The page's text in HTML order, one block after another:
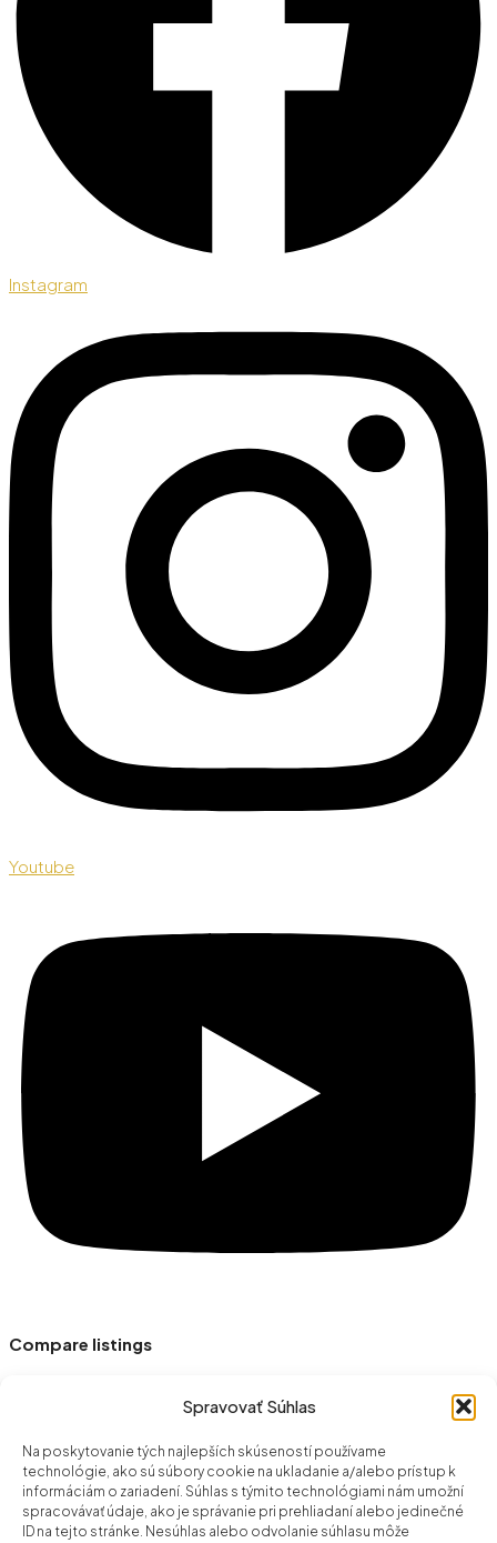
Spravovať Súhlas
Na poskytovanie tých najlepších skúseností používame
technológie, ako sú súbory cookie na ukladanie a/alebo prístup k
informáciám o zariadení. Súhlas s týmito technológiami nám umožní
spracovávať údaje, ako je správanie pri prehliadaní alebo jedinečné
ID na tejto stránke. Nesúhlas alebo odvolanie súhlasu môže
Instagram
Youtube
Compare listings
×